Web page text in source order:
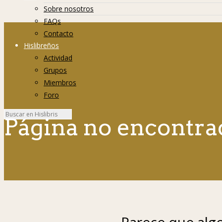
Sobre nosotros
FAQs
Contacto
Hislibreños
Actividad
Grupos
Miembros
Foro
Página no